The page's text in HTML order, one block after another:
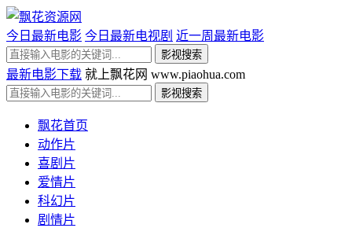
今日最新电影 今日最新电视剧 近一周最新电影
最新电影下载 就上飘花网 www.piaohua.com
飘花首页
动作片
喜剧片
爱情片
科幻片
剧情片